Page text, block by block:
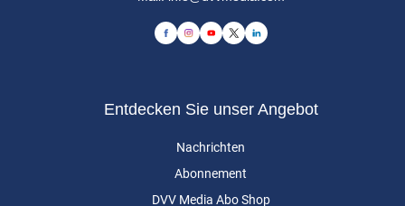
Entdecken Sie unser Angebot
Nachrichten
Abonnement
DVV Media Abo Shop